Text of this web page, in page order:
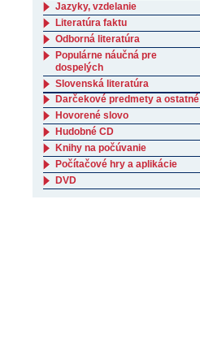
Jazyky, vzdelanie
Literatúra faktu
Odborná literatúra
Populárne náučná pre
dospelých
Slovenská literatúra
Darčekové predmety a ostatné
Hovorené slovo
Hudobné CD
Knihy na počúvanie
Počítačové hry a aplikácie
DVD